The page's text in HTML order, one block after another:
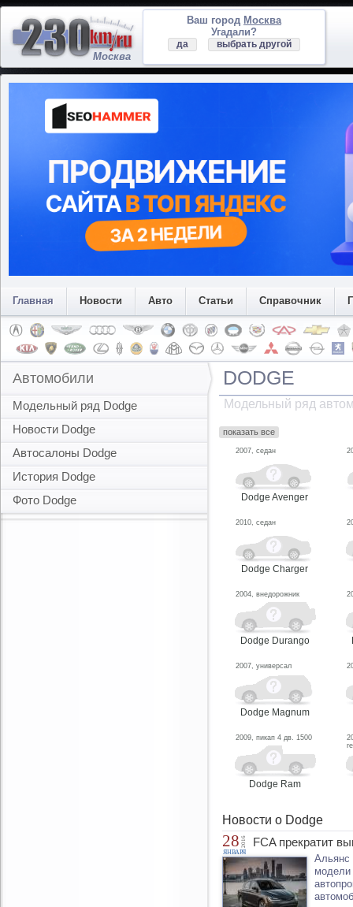
Москва
Ваш город Москва
Угадали?
да выбрать другой
Главная Новости Авто Статьи Справочник
Автомобили
Модельный ряд Dodge
Новости Dodge
Автосалоны Dodge
История Dodge
Фото Dodge
DODGE
Модельный ряд
показать все
2007, седан
Dodge Avenger
2010, седан
Dodge Charger
2004, внедорожник
Dodge Durango
2007, универсал
Dodge Magnum
2009, пикап 4 дв. 1500
Dodge Ram
Новости о Dodge
28
ЯНВАРЯ
2016 FCA прекратит
Альянс
модели